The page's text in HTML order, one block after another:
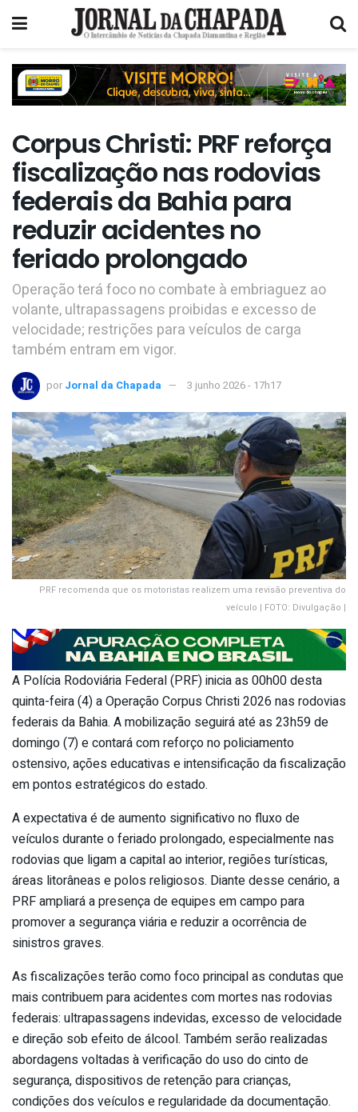
Corpus Christi: PRF reforça
fiscalização nas rodovias
federais da Bahia para
reduzir acidentes no
feriado prolongado
Operação terá foco no combate à embriaguez ao
volante, ultrapassagens proibidas e excesso de
velocidade; restrições para veículos de carga
também entram em vigor.
por Jornal da Chapada 3 junho 2026 - 17h17
PRF recomenda que os motoristas realizem uma revisão preventiva do
veículo | FOTO: Divulgação |
A Polícia Rodoviária Federal (PRF) inicia as 00h00 desta
quinta-feira (4) a Operação Corpus Christi 2026 nas rodovias
federais da Bahia. A mobilização seguirá até as 23h59 de
domingo (7) e contará com reforço no policiamento
ostensivo, ações educativas e intensificação da fiscalização
em pontos estratégicos do estado.
A expectativa é de aumento significativo no fluxo de
veículos durante o feriado prolongado, especialmente nas
rodovias que ligam a capital ao interior, regiões turísticas,
áreas litorâneas e polos religiosos. Diante desse cenário, a
PRF ampliará a presença de equipes em campo para
promover a segurança viária e reduzir a ocorrência de
sinistros graves.
As fiscalizações terão como foco principal as condutas que
mais contribuem para acidentes com mortes nas rodovias
federais: ultrapassagens indevidas, excesso de velocidade
e direção sob efeito de álcool. Também serão realizadas
abordagens voltadas à verificação do uso do cinto de
segurança, dispositivos de retenção para crianças,
condições dos veículos e regularidade da documentação.